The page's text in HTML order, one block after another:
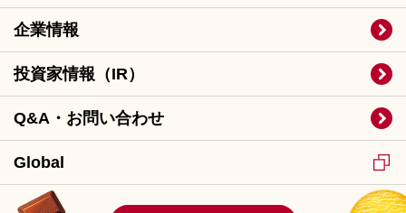
企業情報
投資家情報（IR）
Q&A・お問い合わせ
Global